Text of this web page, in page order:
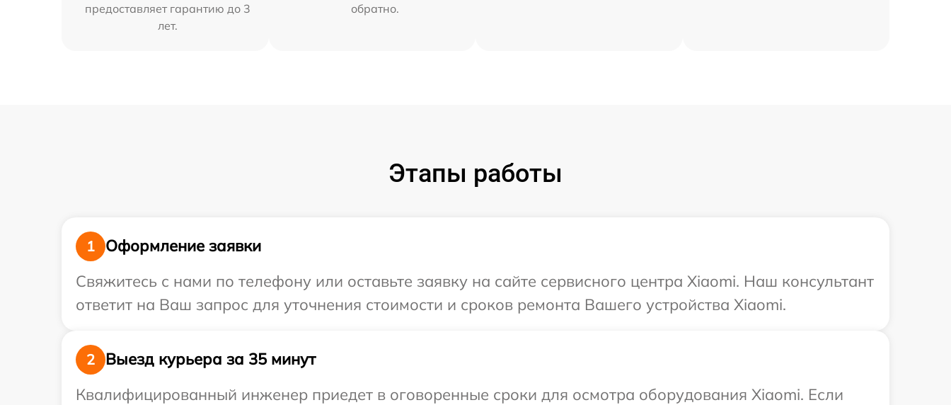
предоставляет гарантию до 3
лет.
обратно.
Этапы работы
1
Оформление заявки
Свяжитесь с нами по телефону или оставьте заявку на сайте сервисного центра Xiaomi. Наш консультант
ответит на Ваш запрос для уточнения стоимости и сроков ремонта Вашего устройства Xiaomi.
2
Выезд курьера за 35 минут
Квалифицированный инженер приедет в оговоренные сроки для осмотра оборудования Xiaomi. Если